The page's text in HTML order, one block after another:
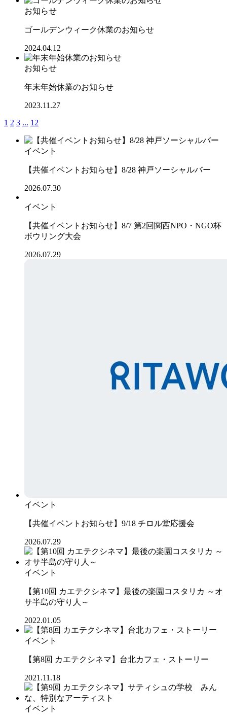
お知らせ
ゴールデンウィーク休業のお知らせ
2024.04.12
お知らせ
年末年始休業のお知らせ
2023.11.27
1 2 3 ... 12
イベント
【共催イベントお知らせ】8/28 神戸ソーシャルバー
2026.07.30
イベント
【共催イベントお知らせ】8/7 第2回関西NPO・NGO杯
ボウリング大会
2026.07.29
イベント
【共催イベントお知らせ】9/18 チロル堂応援会
2026.07.29
イベント
【第10回 カエテクシネマ】最後の楽園コスタリカ ～オ
サ半島の守り人～
2022.01.05
イベント
【第8回 カエテクシネマ】台北カフェ・ストーリー
2021.11.18
イベント